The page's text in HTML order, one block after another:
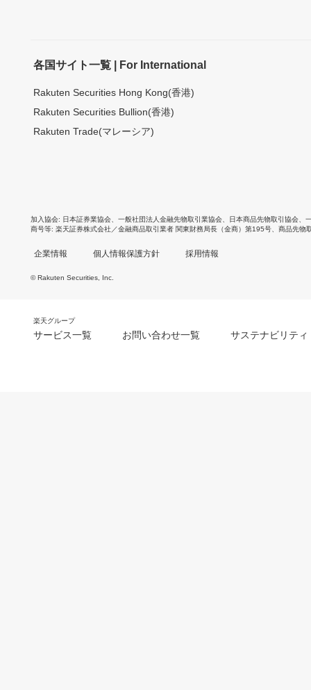
各国サイト一覧 | For International
Rakuten Securities Hong Kong(香港)
Rakuten Securities Bullion(香港)
Rakuten Trade(マレーシア)
加入協会 日本証券業協会 一般社団法人金融先物取引業協会 日本商品先物取引協会
商号等 楽天証券株式会社／金融商品取引業者 関東財務局長（金商）第195号、商品先物
企業情報 個人情報保護方針 採用情報
© Rakuten Securities, Inc.
楽天グループ
サービス一覧 お問い合わせ一覧 サステナビリティ